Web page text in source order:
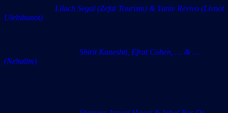
Lilach Segal (Zefat Tourism) & Yaniv Revivo (Livnot
Ulehibanot)
Shirit Kaneshti, Efrat Cohen, … & …
(Nehalim)